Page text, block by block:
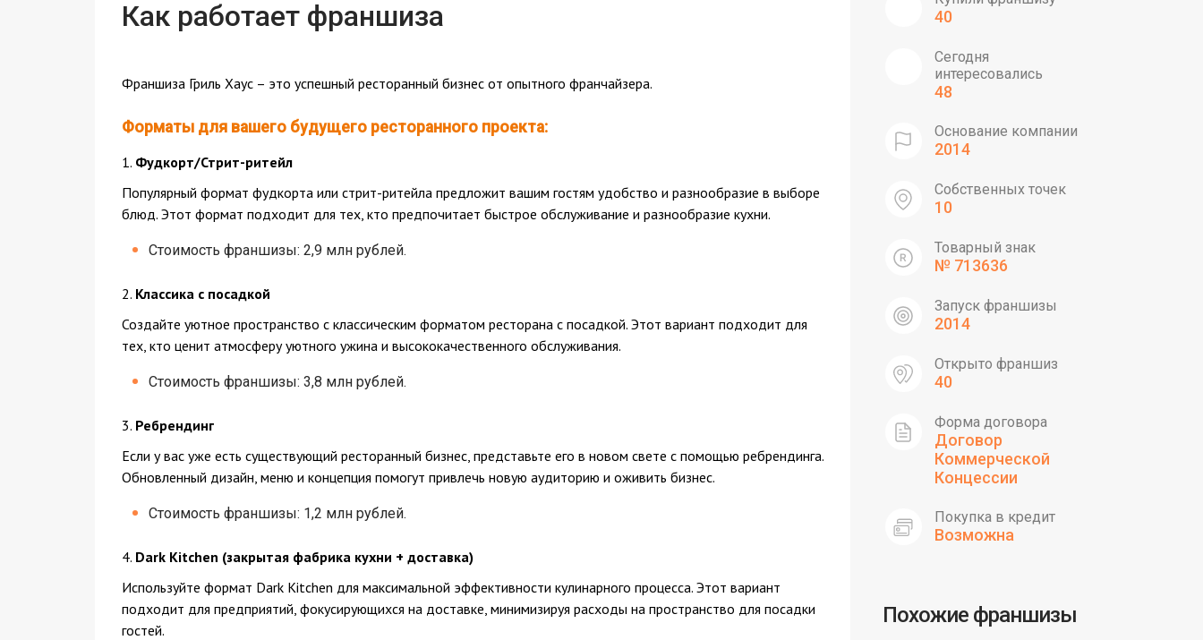
Как работает франшиза
Франшиза Гриль Хаус – это успешный ресторанный бизнес от опытного франчайзера.
Форматы для вашего будущего ресторанного проекта:
1. Фудкорт/Стрит-ритейл
Популярный формат фудкорта или стрит-ритейла предложит вашим гостям удобство и разнообразие в выборе
блюд. Этот формат подходит для тех, кто предпочитает быстрое обслуживание и разнообразие кухни.
Стоимость франшизы: 2,9 млн рублей.
2. Классика с посадкой
Создайте уютное пространство с классическим форматом ресторана с посадкой. Этот вариант подходит для
тех, кто ценит атмосферу уютного ужина и высококачественного обслуживания.
Стоимость франшизы: 3,8 млн рублей.
3. Ребрендинг
Если у вас уже есть существующий ресторанный бизнес, представьте его в новом свете с помощью ребрендинга.
Обновленный дизайн, меню и концепция помогут привлечь новую аудиторию и оживить бизнес.
Стоимость франшизы: 1,2 млн рублей.
4. Dark Kitchen (закрытая фабрика кухни + доставка)
Используйте формат Dark Kitchen для максимальной эффективности кулинарного процесса. Этот вариант
подходит для предприятий, фокусирующихся на доставке, минимизируя расходы на пространство для посадки
гостей.
40
Сегодня
интересовались
48
Основание компании
2014
Собственных точек
10
Товарный знак
№ 713636
Запуск франшизы
2014
Открыто франшиз
40
Форма договора
Договор
Коммерческой
Концессии
Покупка в кредит
Возможна
Похожие франшизы